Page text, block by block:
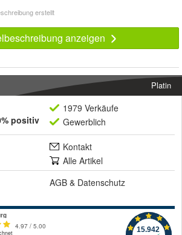
erstellt
anzeigen
Platin
positiv
1979 Verkäufe
Gewerblich
Kontakt
Alle Artikel
AGB & Datenschutz